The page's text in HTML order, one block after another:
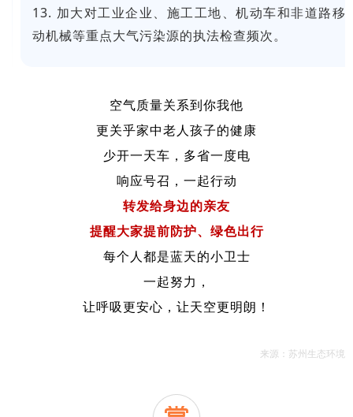
13. 加大对工业企业、施工工地、机动车和非道路移
动机械等重点大气污染源的执法检查频次。
空气质量关系到你我他
更关乎家中老人孩子的健康
少开一天车，多省一度电
响应号召，一起行动
转发给身边的亲友
提醒大家提前防护、绿色出行
每个人都是蓝天的小卫士
一起努力，
让呼吸更安心，让天空更明朗！
来源：苏州生态环境